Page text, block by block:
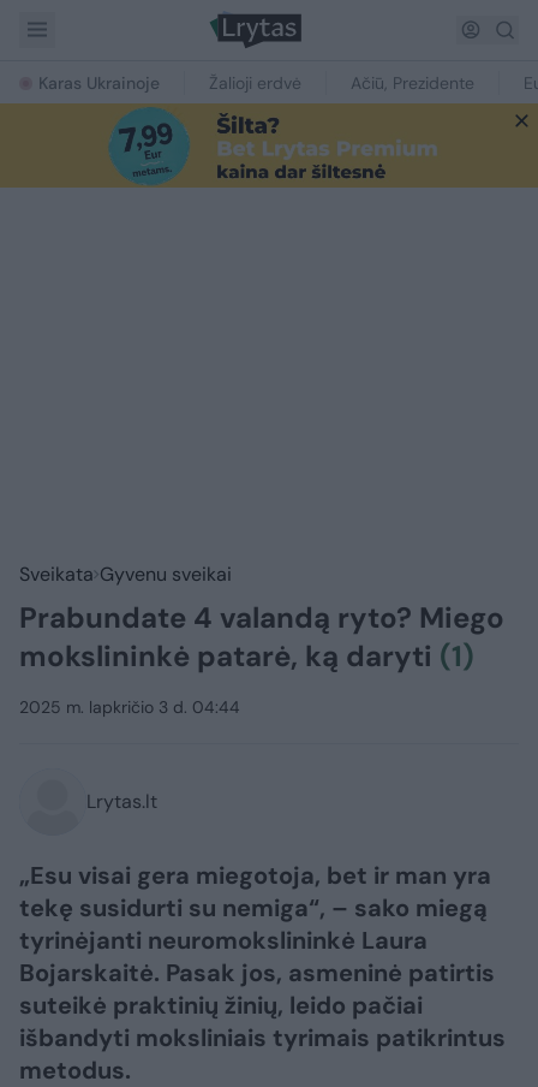
Karas Ukrainoje Žalioji erdvė Ačiū, Prezidente
Sveikata Gyvenu sveikai
Prabundate 4 valandą ryto? Miego
mokslininkė patarė, ką daryti (1)
2025 m. lapkričio 3 d. 04:44
Lrytas.lt
„Esu visai gera miegotoja, bet ir man yra
tekę susidurti su nemiga“, – sako miegą
tyrinėjanti neuromokslininkė Laura
Bojarskaitė. Pasak jos, asmeninė patirtis
suteikė praktinių žinių, leido pačiai
išbandyti moksliniais tyrimais patikrintus
metodus.